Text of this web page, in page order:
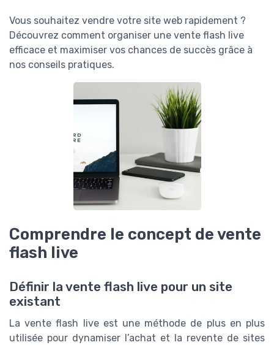
Vous souhaitez vendre votre site web rapidement ?
Découvrez comment organiser une vente flash live
efficace et maximiser vos chances de succès grâce à
nos conseils pratiques.
Comprendre le concept de vente
flash live
Définir la vente flash live pour un site
existant
La vente flash live est une méthode de plus en plus
utilisée pour dynamiser l’achat et la revente de sites